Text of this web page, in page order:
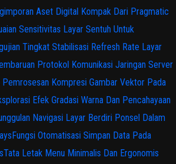
Aset Digital Kompak Dari Pragmatic
Sensitivitas Layar Sentuh Untuk
Tingkat Stabilisasi Refresh Rate Layar
Protokol Komunikasi Jaringan Server
Pemrosesan Kompresi Gambar Vektor Pada
Efek Gradasi Warna Dan Pencahayaan
Navigasi Layar Berdiri Ponsel Dalam
Fungsi Otomatisasi Simpan Data Pada
Tata Letak Menu Minimalis Dan Ergonomis